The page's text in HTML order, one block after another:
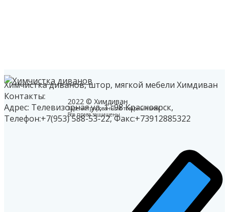
Химчистка диванов, штор, мягкой мебели Химдиван
Контакты:
Адрес: Телевизорная ул, 1 с98Красноярск,
Телефон:+7(953) 588-53-22, Факс:+73912885322
2022 © Химдиван
Зарегистрированный товарный знак.
Все права защищены.